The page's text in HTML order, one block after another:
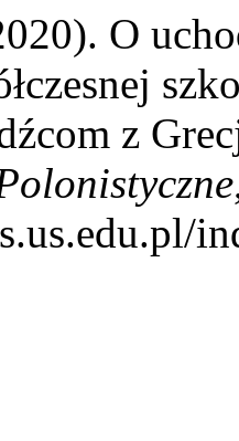
O
z